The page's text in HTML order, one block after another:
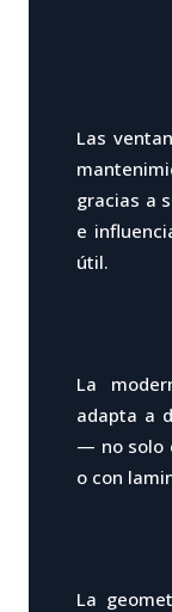
Las
gracias a
e
útil.
La
adapta a
— no solo
o con
La